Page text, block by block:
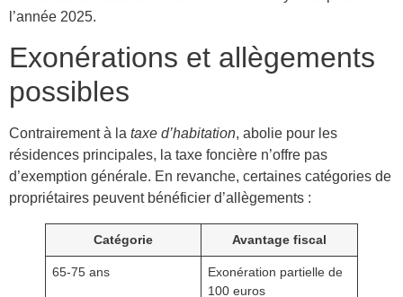
l’année 2025.
Exonérations et allègements
possibles
Contrairement à la taxe d’habitation, abolie pour les
résidences principales, la taxe foncière n’offre pas
d’exemption générale. En revanche, certaines catégories de
propriétaires peuvent bénéficier d’allègements :
Catégorie Avantage fiscal
65-75 ans
Exonération partielle de
100 euros